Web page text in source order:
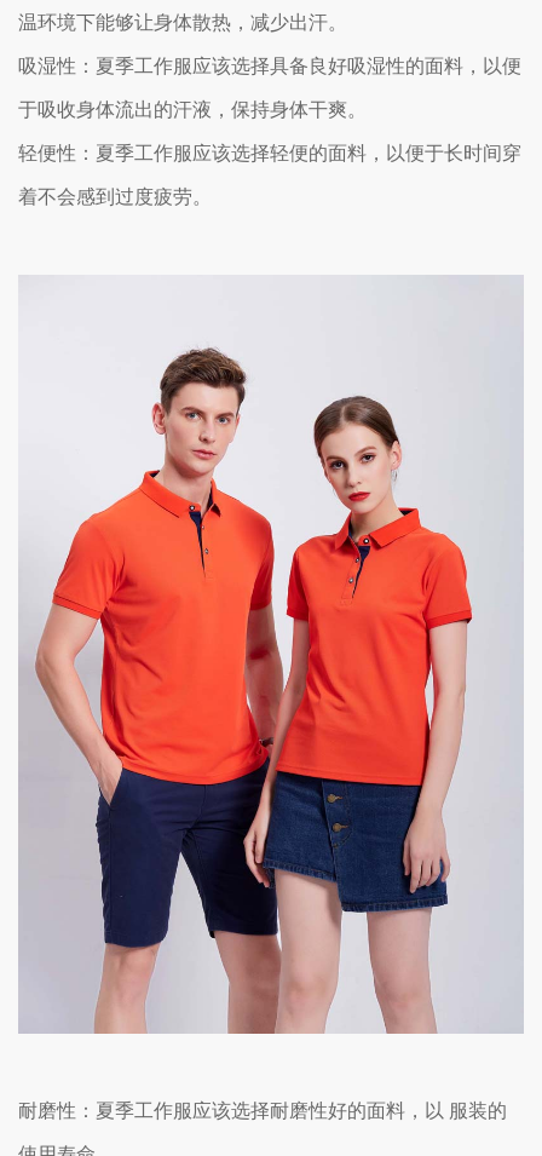
温环境下能够让身体散热，减少出汗。
吸湿性：夏季工作服应该选择具备良好吸湿性的面料，以便
于吸收身体流出的汗液，保持身体干爽。
轻便性：夏季工作服应该选择轻便的面料，以便于长时间穿
着不会感到过度疲劳。
耐磨性：夏季工作服应该选择耐磨性好的面料，以 服装的